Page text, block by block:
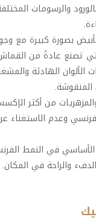
والرسومات
الأبيض بصورة كبيرة مع
تصنع عادةً من
الألوان الهادئة
من أكثر
وعدم الاستغناء
في النمط
والراحة في المكان.